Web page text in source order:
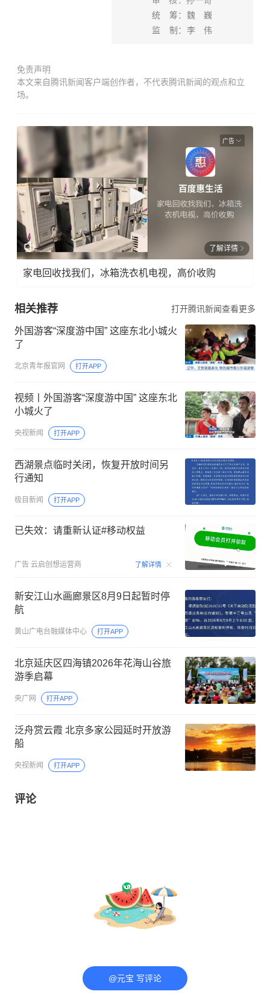
统 筹： 魏 巍
监 制：李 伟
免责声明
本文来自腾讯新闻客户端创作者，不代表腾讯新闻的观点和立
场。
广告
了解详情
家电回收找我们，冰箱洗衣机电视，高价收购
相关推荐 打开腾讯新闻查看更多
外国游客“深度游中国” 这座东北小城火
了
北京青年报官网 打开APP
视频丨外国游客“深度游中国” 这座东北
小城火了
央视新闻 打开APP
西湖景点临时关闭，恢复开放时间另
行通知
极目新闻 打开APP
已失效：请重新认证#移动权益
广告 云启创想运营商 了解详情 00:15
新安江山水画廊景区8月9日起暂时停
航
黄山广电台融媒体中心 打开APP
北京延庆区四海镇2026年花海山谷旅
游季启幕
央广网 打开APP
泛舟赏云霞 北京多家公园延时开放游
船
央视新闻 打开APP
评论
@元宝 写评论